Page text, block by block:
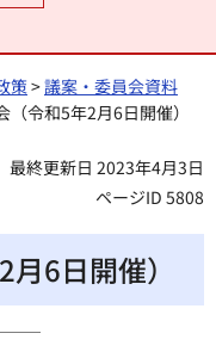
策>議案・委員会資料
（令和5年2月6日開催）
最終更新日 2023年4月3日
ページID 5808
6日開催）